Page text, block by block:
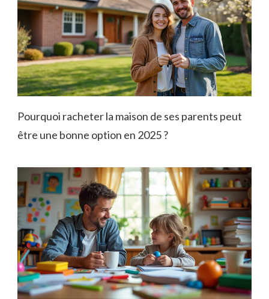
Pourquoi racheter la maison de ses parents peut
être une bonne option en 2025 ?